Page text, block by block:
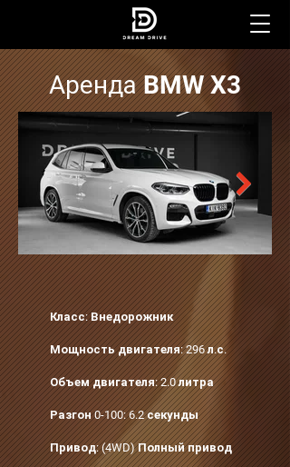
Аренда BMW X3
Класс: Внедорожник
Мощность двигателя: 296 л.с.
Объем двигателя: 2.0 литра
Разгон 0-100: 6.2 секунды
Привод: (4WD) Полный привод